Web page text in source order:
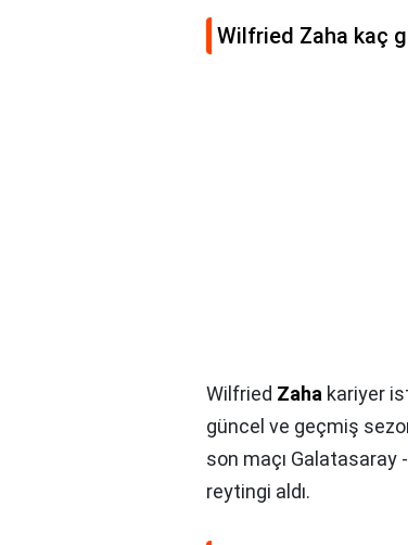
Wilfried Zaha kaç
Wilfried Zaha kariyer
güncel ve geçmiş
son maçı Galatasaray
reytingi aldı.